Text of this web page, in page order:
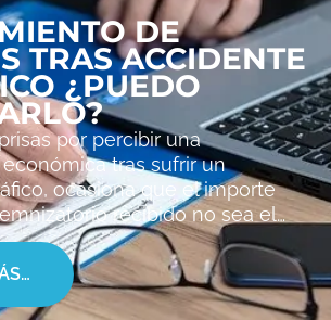
DE
TRAS ACCIDENTE
¿PUEDO
por percibir una
tras sufrir un
ocasiona que el importe
recibido no sea el…